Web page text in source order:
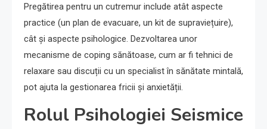
Pregătirea pentru un cutremur include atât aspecte
practice (un plan de evacuare, un kit de supraviețuire),
cât și aspecte psihologice. Dezvoltarea unor
mecanisme de coping sănătoase, cum ar fi tehnici de
relaxare sau discuții cu un specialist în sănătate mintală,
pot ajuta la gestionarea fricii și anxietății.
Rolul Psihologiei Seismice